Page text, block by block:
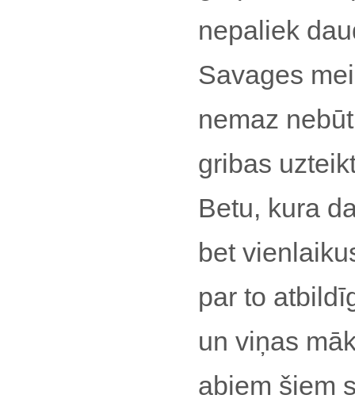
nepaliek
Savages
nemaz
gribas
Betu, kura
bet
par to
un viņas
abiem šiem